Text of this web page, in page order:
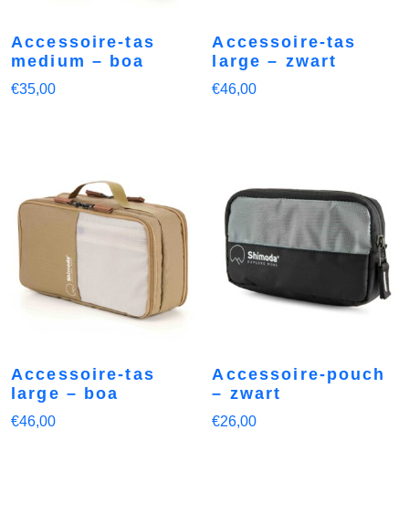
Accessoire-tas
medium – boa
€35,00
Accessoire-tas
large – zwart
€46,00
Accessoire-tas
large – boa
€46,00
Accessoire-pouch
– zwart
€26,00